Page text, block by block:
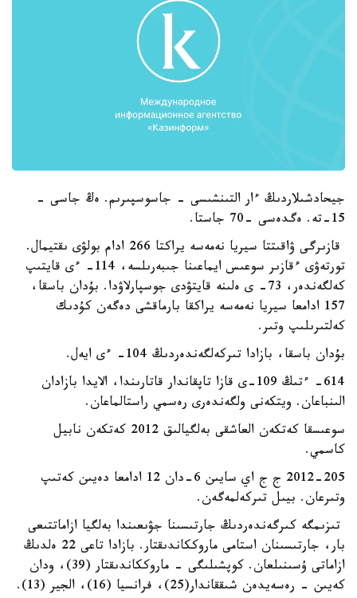
جيحادشىلاردىڭ ءار التىنشىسى - جاسوسپىرىم. ەڭ جاسى -
15-تە. ەگدەسى -70 جاستا.
قازىرگى ۋاقىتتا سيريا نەمەسە يراكتا 266 ادام بولۋى ىقتيمال.
تورتەۋى ءقازىر سوعىس ايماعىنا جىبەرىلسە، 114- ءى قايتىپ
كەلگەندەر، 73- ى ەلىنە قايتۋدى جوسپارلاۋدا. بۇدان باسقا،
157 ادامعا سيريا نەمەسە يراكقا بارماقشى دەگەن كۇدىك
كەلتىرىلىپ وتىر.
بۇدان باسقا، بازادا تىركەلگەندەردىڭ 104- ءى ايەل.
614- ءتىڭ 109-ى قازا تاپقاندار قاتارىندا، الايدا بازادان
الىنباعان. ويتكەنى ولگەندەرى رەسمي راستالماعان.
سوعىسقا كەتكەن العاشقى بەلگيالىق 2012 كەتكەن نابيل
كاسمي.
2012-205 ج ج اي سايىن 6-دان 12 ادامعا دەيىن كەتىپ
وتىرعان. بيىل تىركەلمەگەن.
تىزىمگە كىرگەندەردىڭ جارتىسىنا جۋىعىندا بەلگيا ازاماتتىعى
بار، جارتىسىنان استامى ماروككاندىقتار. بازادا تاعى 22 ەلدىڭ
ازاماتى ۇسىنىلعان. كوپشىلىگى - ماروككاندىقتار (39)، ودان
كەيىن - رەسەيدەن شىققاندار(25)، فرانسيا (16)، الجير (13).